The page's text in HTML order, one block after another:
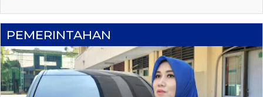
PEMERINTAHAN